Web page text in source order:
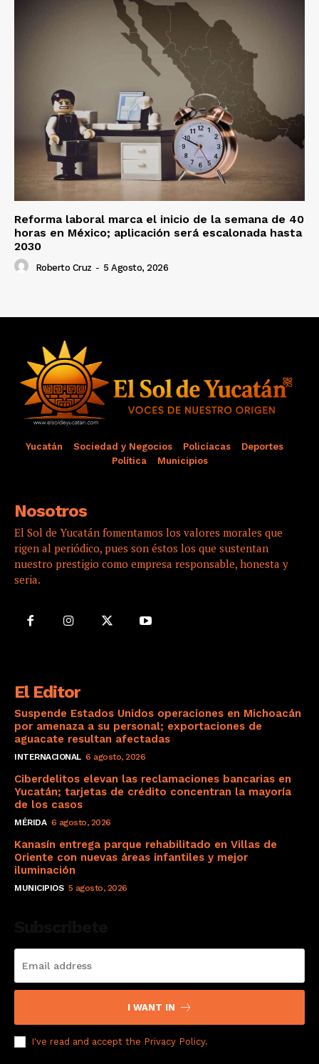
Reforma laboral marca el inicio de la semana de 40
horas en México; aplicación será escalonada hasta
2030
Roberto Cruz - 5 Agosto, 2026
Yucatán Sociedad y Negocios Policíacas
Deportes
Política
Municipios
Nosotros
El Sol de Yucatán fomentamos los valores morales que
rigen al periódico, pues son éstos los que sustentan
nuestro prestigio como empresa responsable, honesta y
seria.
El Editor
Suspende Estados Unidos operaciones en Michoacán
por amenaza a su personal; exportaciones de
aguacate resultan afectadas
INTERNACIONAL 6 agosto, 2026
Ciberdelitos elevan las reclamaciones bancarias en
Yucatán; tarjetas de crédito concentran la mayoría
de los casos
MÉRIDA 6 agosto, 2026
Kanasín entrega parque rehabilitado en Villas de
Oriente con nuevas áreas infantiles y mejor
iluminación
MUNICIPIOS 5 agosto, 2026
I WANT IN
I've read and accept the Privacy Policy.